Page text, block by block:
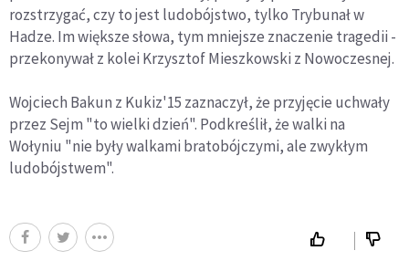
rozstrzygać, czy to jest ludobójstwo, tylko Trybunał w
Hadze. Im większe słowa, tym mniejsze znaczenie tragedii -
przekonywał z kolei Krzysztof Mieszkowski z Nowoczesnej.
Wojciech Bakun z Kukiz'15 zaznaczył, że przyjęcie uchwały
przez Sejm "to wielki dzień". Podkreślił, że walki na
Wołyniu "nie były walkami bratobójczymi, ale zwykłym
ludobójstwem".